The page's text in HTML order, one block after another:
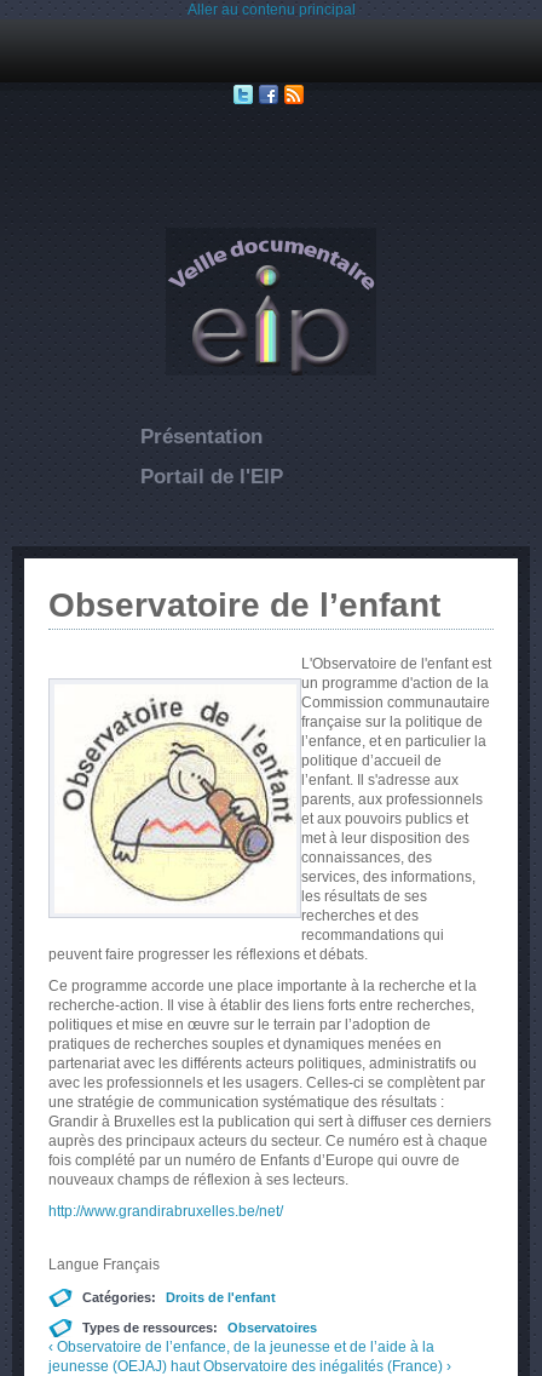
Aller au contenu principal
Présentation
Portail de l'EIP
Observatoire de l’enfant
L'Observatoire de l'enfant est
un programme d'action de la
Commission communautaire
française sur la politique de
l’enfance, et en particulier la
politique d’accueil de
l’enfant. Il s'adresse aux
parents, aux professionnels
et aux pouvoirs publics et
met à leur disposition des
connaissances, des
services, des informations,
les résultats de ses
recherches et des
recommandations qui
peuvent faire progresser les réflexions et débats.
Ce programme accorde une place importante à la recherche et la
recherche-action. Il vise à établir des liens forts entre recherches,
politiques et mise en œuvre sur le terrain par l’adoption de
pratiques de recherches souples et dynamiques menées en
partenariat avec les différents acteurs politiques, administratifs ou
avec les professionnels et les usagers. Celles-ci se complètent par
une stratégie de communication systématique des résultats :
Grandir à Bruxelles est la publication qui sert à diffuser ces derniers
auprès des principaux acteurs du secteur. Ce numéro est à chaque
fois complété par un numéro de Enfants d’Europe qui ouvre de
nouveaux champs de réflexion à ses lecteurs.
http://www.grandirabruxelles.be/net/
Langue Français
Catégories: Droits de l'enfant
Types de ressources: Observatoires
‹ Observatoire de l’enfance, de la jeunesse et de l’aide à la
jeunesse (OEJAJ) haut Observatoire des inégalités (France) ›